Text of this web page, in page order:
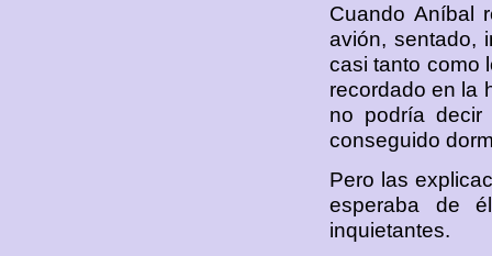
Cuando Aníbal
avión, sentado,
casi tanto como
recordado en la
no podría
conseguido
Pero las
esperaba de
inquietantes.